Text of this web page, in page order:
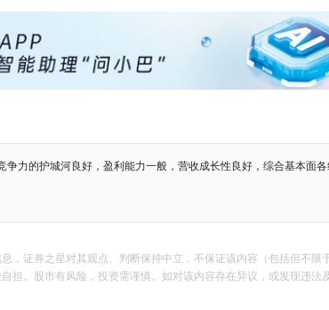
争力的护城河良好，盈利能力一般，营收成长性良好，综合基本面各
，证券之星对其观点、判断保持中立，不保证该内容（包括但不
担。股市有风险，投资需谨慎。如对该内容存在异议，或发现违